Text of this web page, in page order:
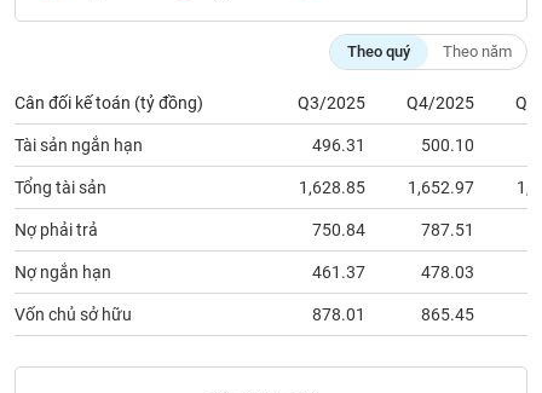
Theo quý Theo năm
Cân đối kế toán (tỷ đồng) Q3/2025 Q4/2025
Tài sản ngắn hạn 496.31 500.10
Tổng tài sản 1,628.85 1,652.97
Nợ phải trả 750.84 787.51
Nợ ngắn hạn 461.37 478.03
Vốn chủ sở hữu 878.01 865.45
cụ
tư
Truyền
thông
tài